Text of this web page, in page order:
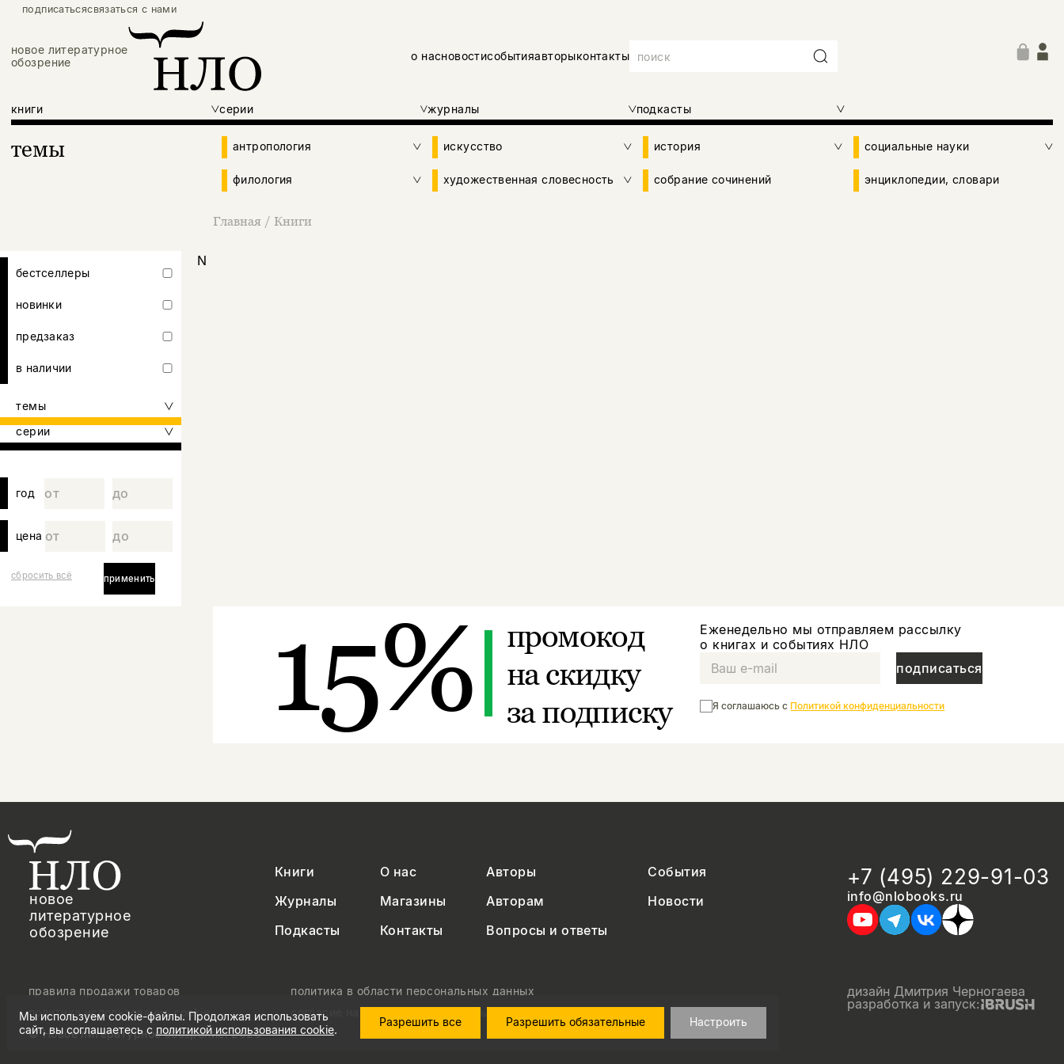
подписатьсясвязаться с нами
новое литературное
обозрение
о насновостисобытияавторыконтакты
книги серии журналы подкасты
темы антропология искусство история социальные науки
филология художественная словесность собрание сочинений энциклопедии, словари
Главная / Книги
бестселлеры
новинки
предзаказ
в наличии
темы
серии
год
цена
сбросить всё применить
N
15%
промокод
на скидку
за подписку
Еженедельно мы отправляем рассылку
о книгах и событиях НЛО
подписаться
Я соглашаюсь с Политикой конфиденциальности
новое
литературное
обозрение
Книги О нас Авторы
События
Журналы
Магазины Авторам
Новости
Подкасты
Контакты Вопросы и ответы
+7 (495) 229-91-03
info@nlobooks.ru
© Новое литературное обозрение. 2026
правила продажи товаров
политика в области персональных данных
политика использования cookie
согласие на обработку персональных данных
дизайн Дмитрия Черногаева
разработка и запуск:
Мы используем cookie-файлы. Продолжая использовать
сайт, вы соглашаетесь с политикой использования cookie.
Разрешить все Разрешить обязательные Настроить